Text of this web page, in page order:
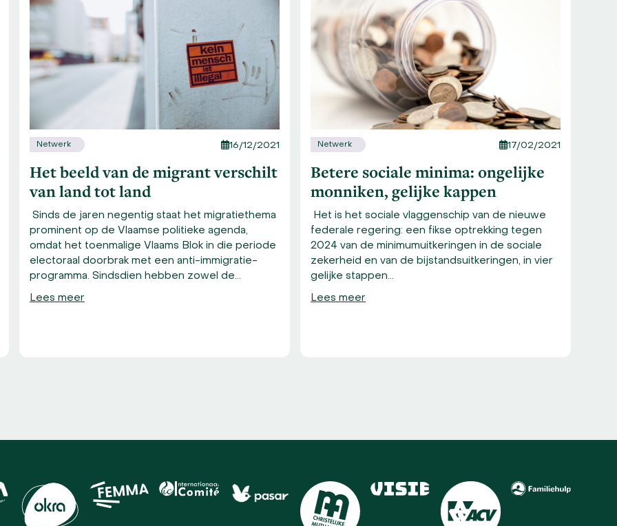
Netwerk 16/12/2021
Het beeld van de migrant verschilt
van land tot land
Sinds de jaren negentig staat het migratiethema
prominent op de Vlaamse politieke agenda,
omdat het toenmalige Vlaams Blok in die periode
electoraal doorbrak met een anti-immigratie-
programma. Sindsdien hebben zowel de…
Lees meer
Netwerk 17/02/2021
Betere sociale minima: ongelijke
monniken, gelijke kappen
Het is het sociale vlaggenschip van de nieuwe
federale regering: een fikse optrekking tegen
2024 van de minimumuitkeringen in de sociale
zekerheid en van de bijstandsuitkeringen, in vier
gelijke stappen…
Lees meer